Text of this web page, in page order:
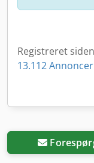
Registreret
13.112